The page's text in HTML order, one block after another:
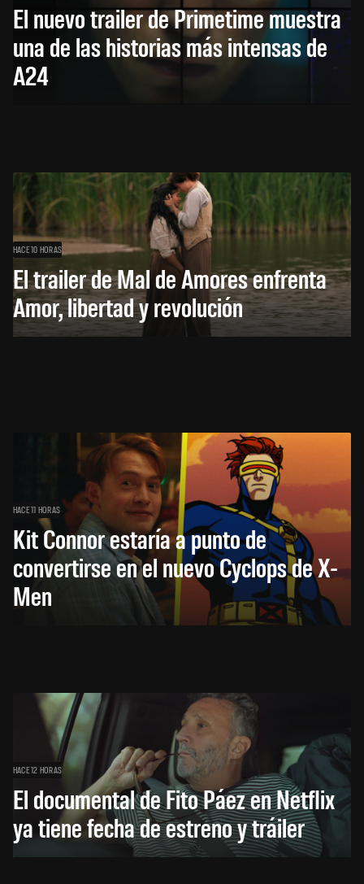
El nuevo trailer de Primetime muestra
una de las historias más intensas de
A24
HACE 10 HORAS
El trailer de Mal de Amores enfrenta
Amor, libertad y revolución
HACE 11 HORAS
Kit Connor estaría a punto de
convertirse en el nuevo Cyclops de X-
Men
HACE 12 HORAS
El documental de Fito Páez en Netflix
ya tiene fecha de estreno y tráiler